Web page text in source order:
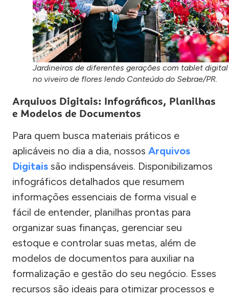
Jardineiros de diferentes gerações com tablet digital
no viveiro de flores lendo Conteúdo do Sebrae/PR.
Arquivos Digitais: Infográficos, Planilhas
e Modelos de Documentos
Para quem busca materiais práticos e
aplicáveis no dia a dia, nossos Arquivos
Digitais são indispensáveis. Disponibilizamos
infográficos detalhados que resumem
informações essenciais de forma visual e
fácil de entender, planilhas prontas para
organizar suas finanças, gerenciar seu
estoque e controlar suas metas, além de
modelos de documentos para auxiliar na
formalização e gestão do seu negócio. Esses
recursos são ideais para otimizar processos e